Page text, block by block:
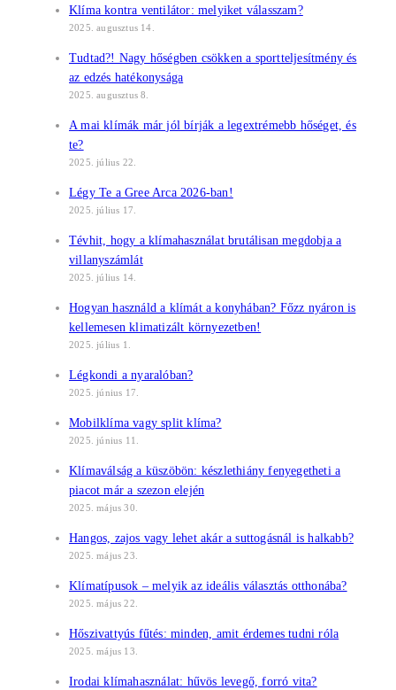
Klíma kontra ventilátor: melyiket válasszam?
2025. augusztus 14.
Tudtad?! Nagy hőségben csökken a sportteljesítmény és
az edzés hatékonysága
2025. augusztus 8.
A mai klímák már jól bírják a legextrémebb hőséget, és
te?
2025. július 22.
Légy Te a Gree Arca 2026-ban!
2025. július 17.
Tévhit, hogy a klímahasználat brutálisan megdobja a
villanyszámlát
2025. július 14.
Hogyan használd a klímát a konyhában? Főzz nyáron is
kellemesen klimatizált környezetben!
2025. július 1.
Légkondi a nyaralóban?
2025. június 17.
Mobilklíma vagy split klíma?
2025. június 11.
Klímaválság a küszöbön: készlethiány fenyegetheti a
piacot már a szezon elején
2025. május 30.
Hangos, zajos vagy lehet akár a suttogásnál is halkabb?
2025. május 23.
Klímatípusok – melyik az ideális választás otthonába?
2025. május 22.
Hőszivattyús fűtés: minden, amit érdemes tudni róla
2025. május 13.
Irodai klímahasználat: hűvös levegő, forró vita?